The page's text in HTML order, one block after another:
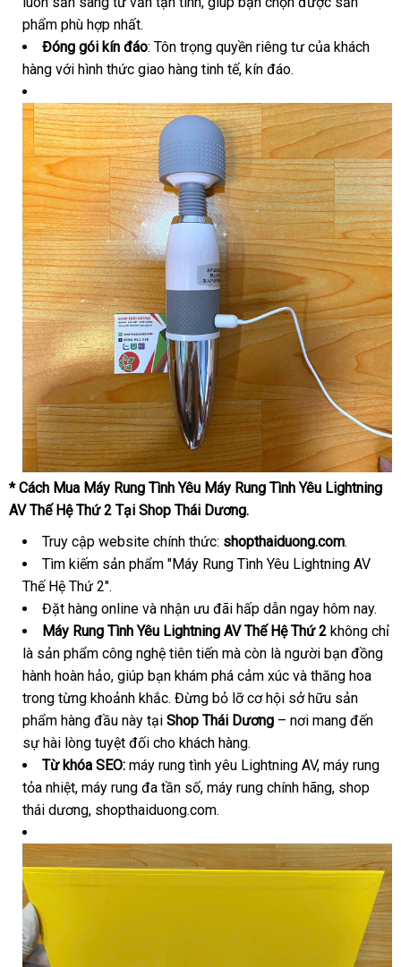
phẩm phù hợp nhất.
Đóng gói kín đáo: Tôn trọng quyền riêng tư của khách
hàng với hình thức giao hàng tinh tế, kín đáo.
* Cách Mua Máy Rung Tình Yêu Máy Rung Tình Yêu Lightning
AV Thế Hệ Thứ 2 Tại Shop Thái Dương.
Truy cập website chính thức: shopthaiduong.com.
Tìm kiếm sản phẩm "Máy Rung Tình Yêu Lightning AV
Thế Hệ Thứ 2".
Đặt hàng online và nhận ưu đãi hấp dẫn ngay hôm nay.
Máy Rung Tình Yêu Lightning AV Thế Hệ Thứ 2 không chỉ
là sản phẩm công nghệ tiên tiến mà còn là người bạn đồng
hành hoàn hảo, giúp bạn khám phá cảm xúc và thăng hoa
trong từng khoảnh khắc. Đừng bỏ lỡ cơ hội sở hữu sản
phẩm hàng đầu này tại Shop Thái Dương – nơi mang đến
sự hài lòng tuyệt đối cho khách hàng.
Từ khóa SEO: máy rung tình yêu Lightning AV, máy rung
tỏa nhiệt, máy rung đa tần số, máy rung chính hãng, shop
thái dương, shopthaiduong.com.